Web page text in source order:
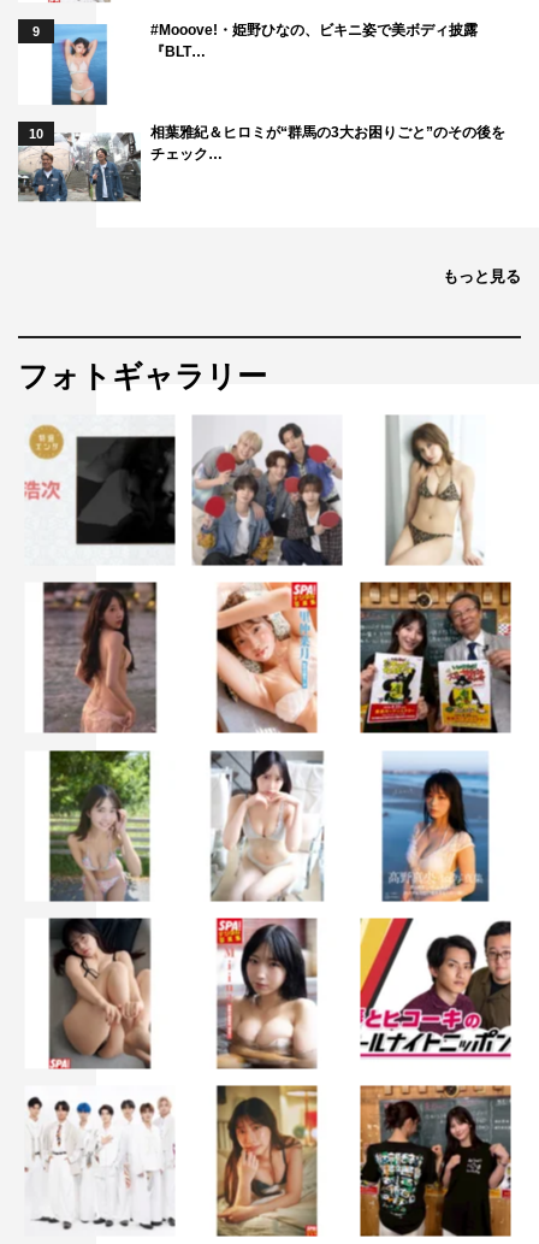
9
#Mooove!・姫野ひなの、ビキニ姿で美ボディ披露
『BLT…
10
相葉雅紀＆ヒロミが“群馬の3大お困りごと”のその後を
チェック…
もっと見る
フォトギャラリー